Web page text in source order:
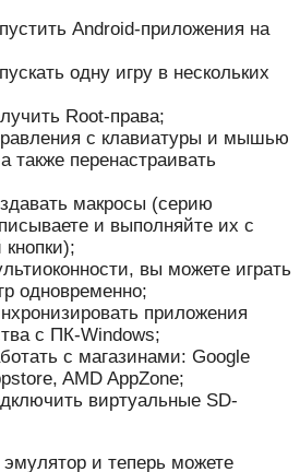
Android-приложения на
одну игру в нескольких
Root-права;
с клавиатуры и мышью
также перенастраивать
макросы (серию
и выполняйте их с
вы можете играть
одновременно;
приложения
с ПК-Windows;
с магазинами: Google
AMD AppZone;
виртуальные SD-
и теперь можете